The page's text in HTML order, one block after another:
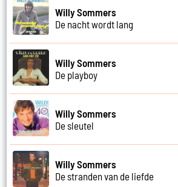
Willy Sommers
De nacht wordt lang
Willy Sommers
De playboy
Willy Sommers
De sleutel
Willy Sommers
De stranden van de liefde